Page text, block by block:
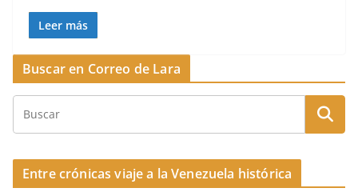
o
k
a
c
e
b
o
k
a
d
p
ar
Leer más
Buscar en Correo de Lara
Entre crónicas viaje a la Venezuela histórica